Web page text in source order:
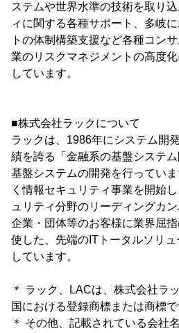
ステムや世界水準の技術を取り
ィに関する各種サポート、多岐
トの体制構築支援など各種コン
業のリスクマネジメントの高度
しています。
■株式会社ラックについて
ラックは、1986年にシステム開
績を誇る「金融系の基盤システ
基盤システムの開発を行ってい
く情報セキュリティ事業を開始
ュリティ分野のリーディングカ
企業・団体等のお客様に業界屈
使した、先端のITトータルソリ
しています。
＊ ラック、LACは、株式会社ラ
国における登録商標または商標で
＊ その他、記載されている会社